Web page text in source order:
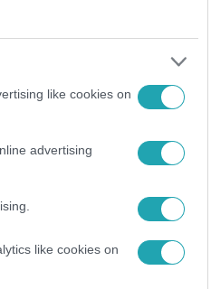
like cookies on
advertising
like cookies on